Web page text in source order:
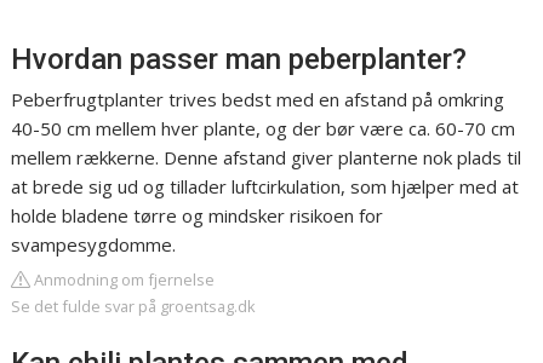
Hvordan passer man peberplanter?
Peberfrugtplanter trives bedst med en afstand på omkring
40-50 cm mellem hver plante, og der bør være ca. 60-70 cm
mellem rækkerne. Denne afstand giver planterne nok plads til
at brede sig ud og tillader luftcirkulation, som hjælper med at
holde bladene tørre og mindsker risikoen for
svampesygdomme.
Anmodning om fjernelse
Se det fulde svar på groentsag.dk